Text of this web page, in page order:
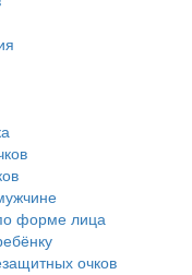
форме лица
очков